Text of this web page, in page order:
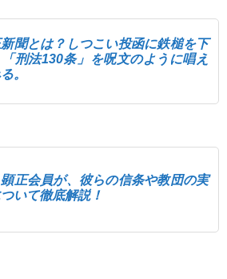
聞とは？しつこい投函に鉄槌を下
刑法130条」を呪文のように唱え
。
顕正会員が、彼らの信条や教団の実
いて徹底解説！